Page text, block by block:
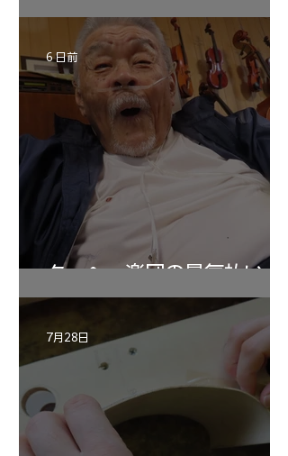
ターヘー楽団の暑気払い
6 日前
7月28日